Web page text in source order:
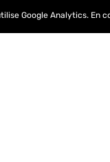
Google Analytics. En